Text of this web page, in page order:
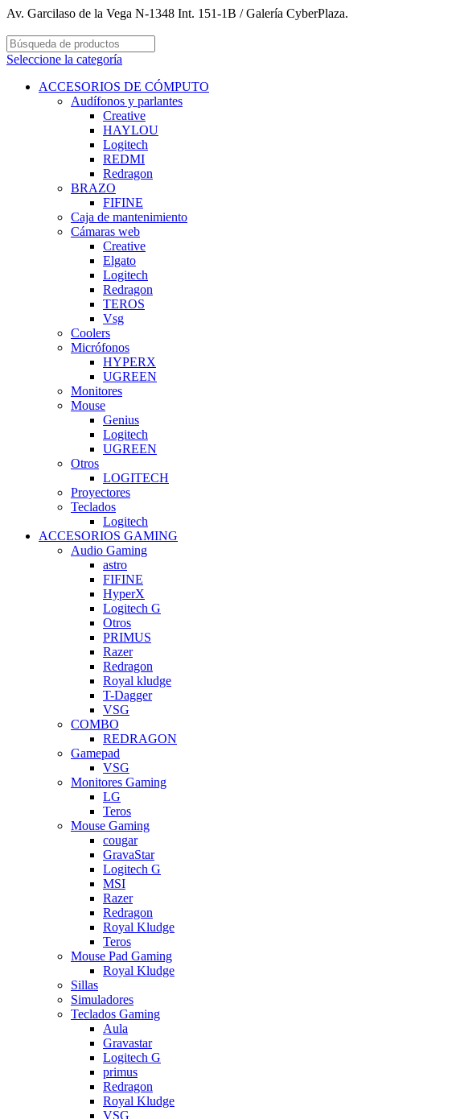
Av. Garcilaso de la Vega N-1348 Int. 151-1B / Galería CyberPlaza.
Seleccione la categoría
ACCESORIOS DE CÓMPUTO
Audífonos y parlantes
Creative
HAYLOU
Logitech
REDMI
Redragon
BRAZO
FIFINE
Caja de mantenimiento
Cámaras web
Creative
Elgato
Logitech
Redragon
TEROS
Vsg
Coolers
Micrófonos
HYPERX
UGREEN
Monitores
Mouse
Genius
Logitech
UGREEN
Otros
LOGITECH
Proyectores
Teclados
Logitech
ACCESORIOS GAMING
Audio Gaming
astro
FIFINE
HyperX
Logitech G
Otros
PRIMUS
Razer
Redragon
Royal kludge
T-Dagger
VSG
COMBO
REDRAGON
Gamepad
VSG
Monitores Gaming
LG
Teros
Mouse Gaming
cougar
GravaStar
Logitech G
MSI
Razer
Redragon
Royal Kludge
Teros
Mouse Pad Gaming
Royal Kludge
Sillas
Simuladores
Teclados Gaming
Aula
Gravastar
Logitech G
primus
Redragon
Royal Kludge
VSG